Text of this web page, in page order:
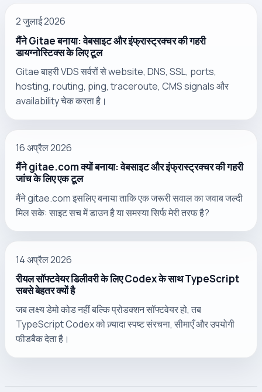
2 जुलाई 2026
मैंने Gitae बनाया: वेबसाइट और इंफ्रास्ट्रक्चर की गहरी
डायग्नोस्टिक्स के लिए टूल
Gitae बाहरी VDS सर्वरों से website, DNS, SSL, ports,
hosting, routing, ping, traceroute, CMS signals और
availability चेक करता है।
16 अप्रैल 2026
मैंने gitae.com क्यों बनाया: वेबसाइट और इंफ्रास्ट्रक्चर की गहरी
जांच के लिए एक टूल
मैंने gitae.com इसलिए बनाया ताकि एक जरूरी सवाल का जवाब जल्दी
मिल सके: साइट सच में डाउन है या समस्या सिर्फ मेरी तरफ है?
14 अप्रैल 2026
रीयल सॉफ्टवेयर डिलीवरी के लिए Codex के साथ TypeScript
सबसे बेहतर क्यों है
जब लक्ष्य डेमो कोड नहीं बल्कि प्रोडक्शन सॉफ्टवेयर हो, तब
TypeScript Codex को ज़्यादा स्पष्ट संरचना, सीमाएँ और उपयोगी
फीडबैक देता है।